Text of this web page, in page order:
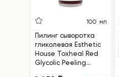
100 мл
Пилинг сыворотка
гликолевая Esthetic
House Toxheal Red
Glycolic Peeling